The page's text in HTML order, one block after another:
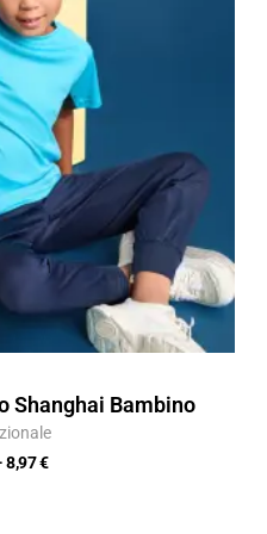
Shanghai Bambino
8,97€
a
8,97 €